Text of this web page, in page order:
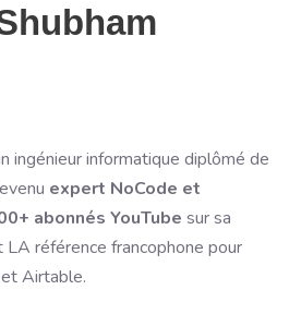
ingénieur informatique diplômé de
expert NoCode et
abonnés YouTube sur sa
référence francophone pour
Airtable.